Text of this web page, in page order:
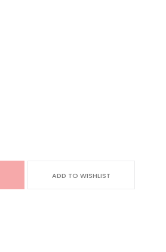
ADD TO WISHLIST